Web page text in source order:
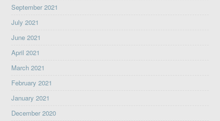
September 2021
July 2021
June 2021
April 2021
March 2021
February 2021
January 2021
December 2020